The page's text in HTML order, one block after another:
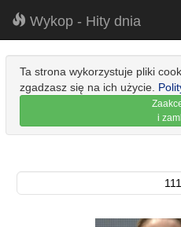
Wykop - Hity dnia
Ta strona wykorzystuje pliki
zgadzasz się na ich użycie.
i